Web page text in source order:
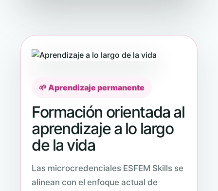
🌱 Aprendizaje permanente
Formación orientada al
aprendizaje a lo largo
de la vida
Las microcredenciales ESFEM Skills se
alinean con el enfoque actual de